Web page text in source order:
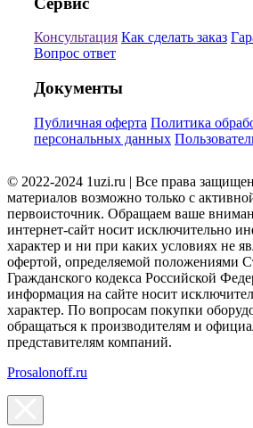
Консультация Как сделать заказ
Вопрос ответ
Документы
Публичная оферта Политика
персональных данных
© 2022-2024 1uzi.ru | Все права
материалов возможно только с
первоисточник. Обращаем ваше
интернет-сайт носит исключительно
характер и ни при каких условиях не
офертой, определяемой положениями
Гражданского кодекса Российской
информация на сайте носит
характер. По вопросам покупки
обращаться к производителям и
представителям компаний.
Prosalonoff.ru